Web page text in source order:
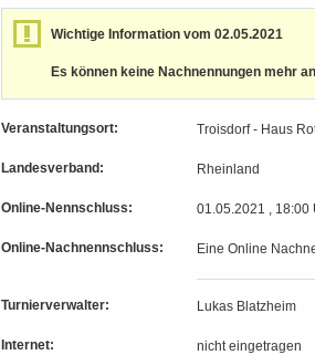
Wichtige Information vom 02.05.2021
Es können keine Nachnennungen mehr
Veranstaltungsort: Troisdorf - Haus
Landesverband: Rheinland
Online-Nennschluss: 01.05.2021 , 18:00
Online-Nachnennschluss: Eine Online
Turnierverwalter: Lukas Blatzheim
Internet: nicht eingetragen